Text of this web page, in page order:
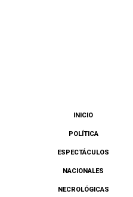
INICIO
POLÍTICA
ESPECTÁCULOS
NACIONALES
NECROLÓGICAS